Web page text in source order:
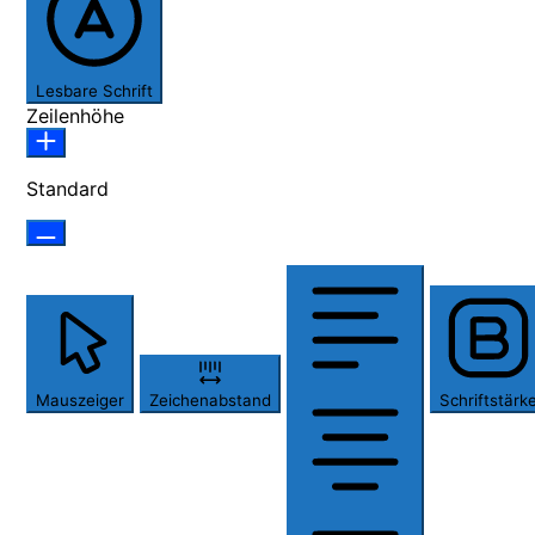
Lesbare Schrift
Zeilenhöhe
Standard
Mauszeiger Zeichenabstand Schriftstärke